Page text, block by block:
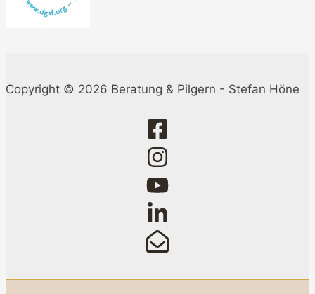
Copyright © 2026 Beratung & Pilgern - Stefan Höne